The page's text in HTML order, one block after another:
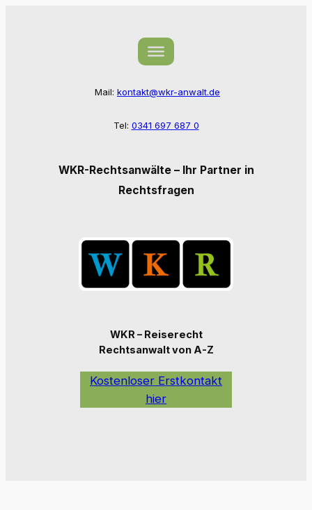
Mail: kontakt@wkr-anwalt.de
Tel: 0341 697 687 0
WKR-Rechtsanwälte – Ihr Partner in
Rechtsfragen
WKR – Reiserecht
Rechtsanwalt von A-Z
Kostenloser Erstkontakt
hier